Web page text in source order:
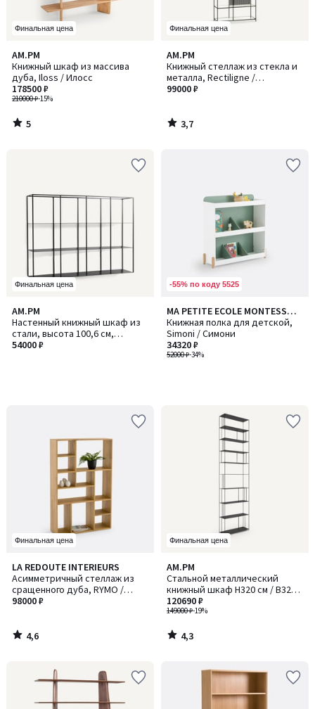
Финальная цена
AM.PM
Книжный шкаф из массива
дуба, Iloss / Илосс
210000 ₽-15%
178500 ₽
5
/
5
5
/
Финальная цена
AM.PM
Книжный стеллаж из стекла и
металла, Rectiligne /
Ректилинь
99000 ₽
3,7
/ 5
3,7
/
Финальная цена
AM.PM
Настенный книжный шкаф из
стали, высота 100,6 см,
PARALLEL / ПАРАЛЛЕЛ
54000 ₽
-55% по коду 5525
MA PETITE ECOLE MONTESSORI
X LA REDOUTE INTERIEURS
Книжная полка для детской,
Simoni / Симони
52000 ₽-34%
34320 ₽
Финальная цена
LA REDOUTE INTERIEURS
Асимметричный стеллаж из
сращенного дуба, RYMO /
РИМО
98000 ₽
4,6
/ 5
4,6
/
Финальная цена
AM.PM
Стальной металлический
книжный шкаф H320 см / В320
см, Parallel XXL / Параллел Икс
Икс Эл
149000 ₽-19%
120690 ₽
4,3
/ 5
4,3
/